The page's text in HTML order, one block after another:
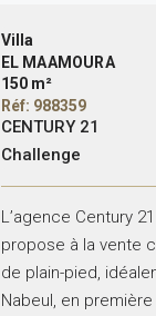
Villa
EL MAAMOURA
150 m²
Réf: 988359
CENTURY 21
Challenge
L’agence Century
propose à la vente
de plain-pied,
Nabeul, en